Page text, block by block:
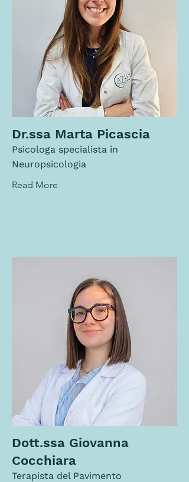
Dr.ssa Marta Picascia
Psicologa specialista in
Neuropsicologia
Read More
Dott.ssa Giovanna
Cocchiara
Terapista del Pavimento